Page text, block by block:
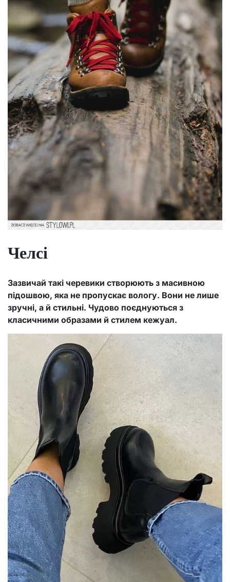
Челсі
Зазвичай такі черевики створюють з масивною
підошвою, яка не пропускає вологу. Вони не лише
зручні, а й стильні. Чудово поєднуються з
класичними образами й стилем кежуал.